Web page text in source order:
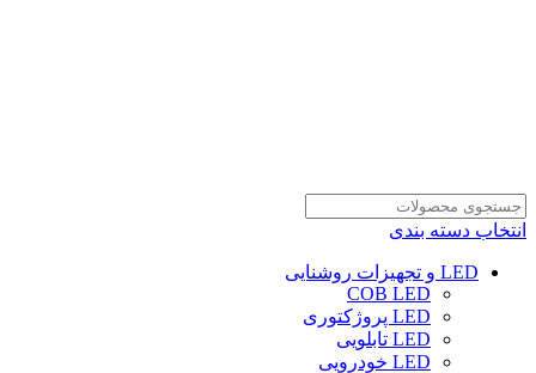
انتخاب دسته بندی
LED و تجهیزات روشنایی
COB LED
LED پروژکتوری
LED تابلویی
LED خودرویی